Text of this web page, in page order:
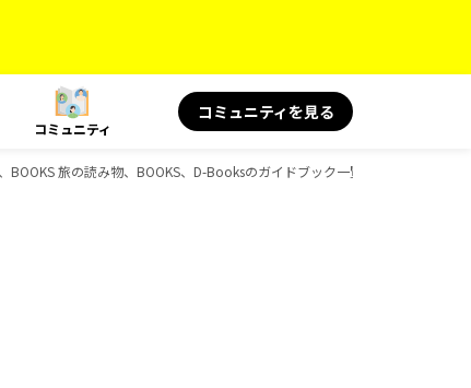
コミュニティ
コミュニティを見る
旅の読み物、BOOKS、D-Booksのガイドブック一覧